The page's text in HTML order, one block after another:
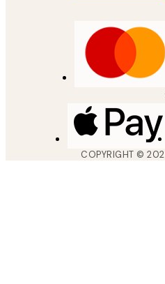
COPYRIGHT ©